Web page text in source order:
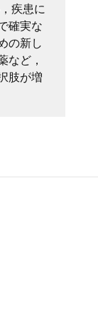
疾患に
確実な
の新し
など，
肢が増